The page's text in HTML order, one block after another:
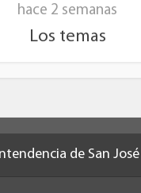
hace 2 semanas
Los temas
Intendencia de San José